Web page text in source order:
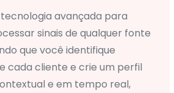
avançada para
sinais de qualquer fonte
que você identifique
cada cliente e crie um perfil
e em tempo real,